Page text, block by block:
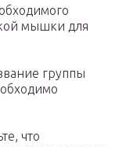
мышки для
группы
что